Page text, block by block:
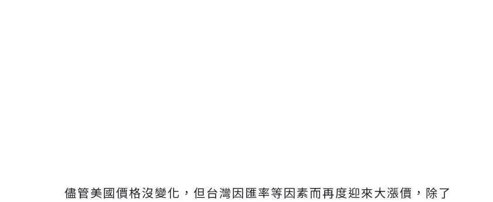
儘管美國價格沒變化，但台灣因匯率等因素而再度迎來大漲價，除了